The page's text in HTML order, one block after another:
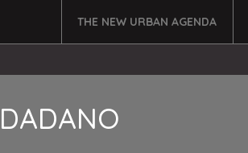
THE NEW URBAN AGENDA